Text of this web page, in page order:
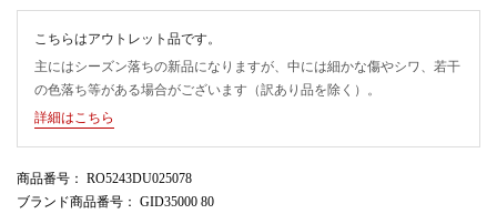
こちらはアウトレット品です。
主にはシーズン落ちの新品になりますが、中には細かな傷やシワ、若干
の色落ち等がある場合がございます（訳あり品を除く）。
詳細はこちら
商品番号 ： RO5243DU025078
ブランド商品番号 ： GID35000 80